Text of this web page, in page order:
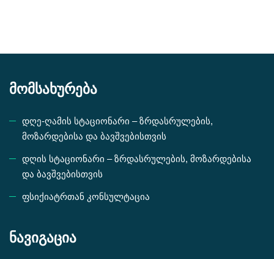
მომსახურება
დღე-ღამის სტაციონარი – ზრდასრულების,
მოზარდებისა და ბავშვებისთვის
დღის სტაციონარი – ზრდასრულების, მოზარდებისა
და ბავშვებისთვის
ფსიქიატრთან კონსულტაცია
ნავიგაცია